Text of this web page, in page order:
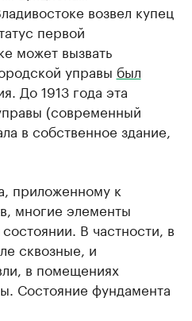
возвел купец
первой
может вызвать
управы был
До 1913 года эта
(современный
в собственное здание,
приложенному к
многие элементы
В частности, в
сквозные, и
в помещениях
Состояние фундамента